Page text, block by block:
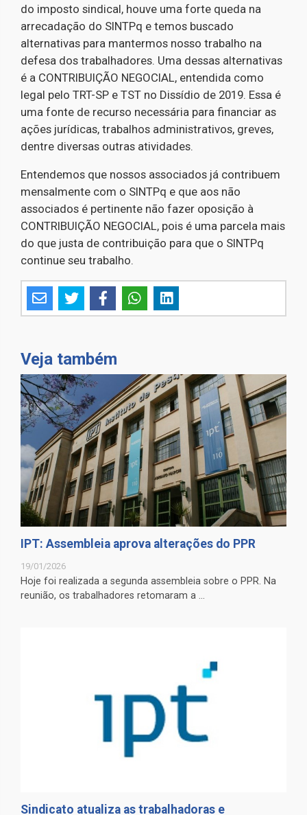
do imposto sindical, houve uma forte queda na
arrecadação do SINTPq e temos buscado
alternativas para mantermos nosso trabalho na
defesa dos trabalhadores. Uma dessas alternativas
é a CONTRIBUIÇÃO NEGOCIAL, entendida como
legal pelo TRT-SP e TST no Dissídio de 2019. Essa é
uma fonte de recurso necessária para financiar as
ações jurídicas, trabalhos administrativos, greves,
dentre diversas outras atividades.
Entendemos que nossos associados já contribuem
mensalmente com o SINTPq e que aos não
associados é pertinente não fazer oposição à
CONTRIBUIÇÃO NEGOCIAL, pois é uma parcela mais
do que justa de contribuição para que o SINTPq
continue seu trabalho.
Veja também
IPT: Assembleia aprova alterações do PPR
19/01/2026
Hoje foi realizada a segunda assembleia sobre o PPR. Na
reunião, os trabalhadores retomaram a ...
Sindicato atualiza as trabalhadoras e